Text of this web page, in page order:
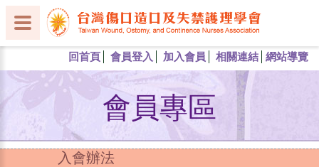
回首頁 會員登入 加入會員 相關連結 網站導覽
會員專區
入會辦法